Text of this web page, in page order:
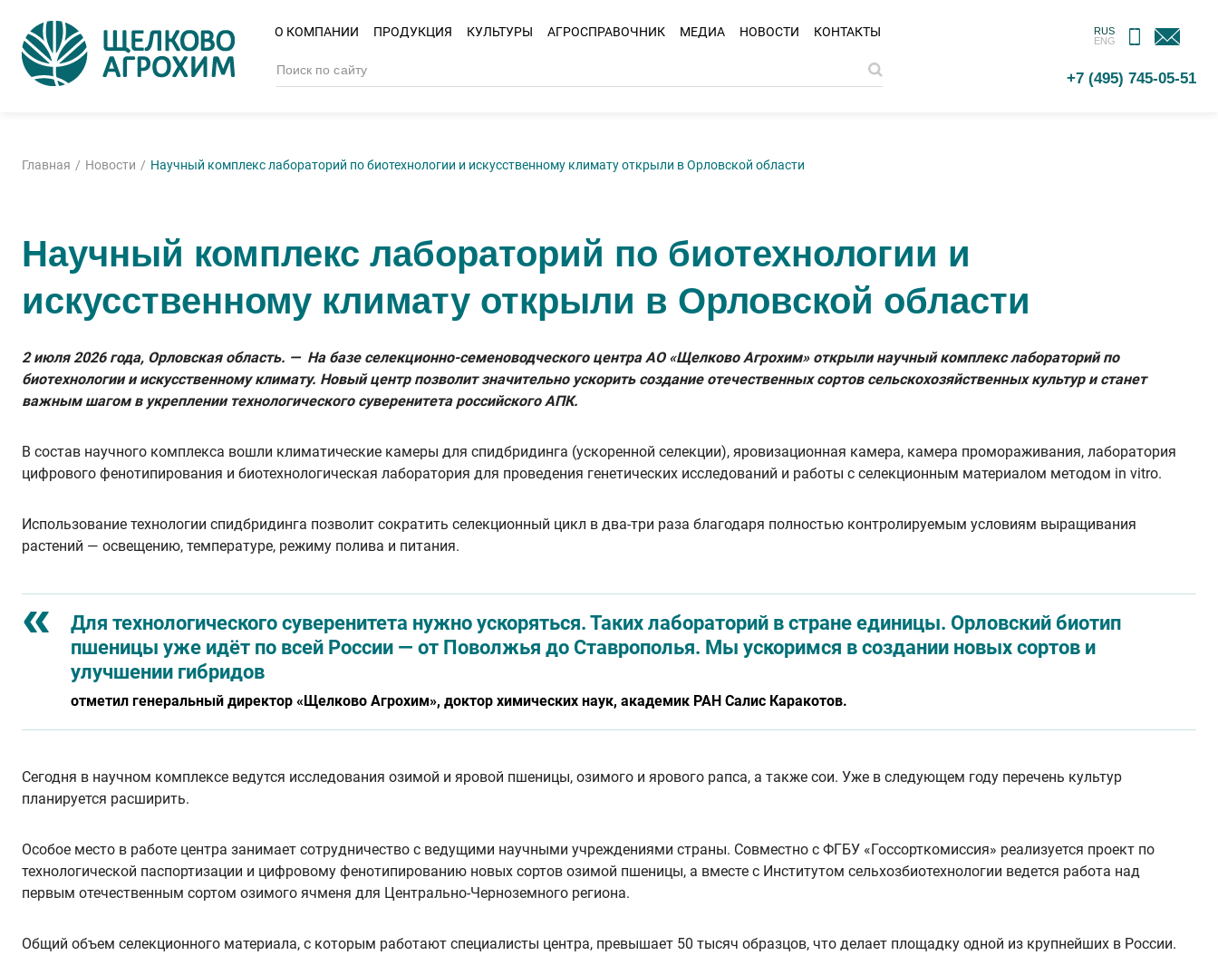
О КОМПАНИИ ПРОДУКЦИЯ КУЛЬТУРЫ АГРОСПРАВОЧНИК МЕДИА НОВОСТИ КОНТАКТЫ
RUS
ENG
МОБИЛЬНОЕ
ПРИЛОЖЕНИЕ
ОБРАТНАЯ
СВЯЗЬ
+7 (495) 745-05-51
Главная Новости Научный комплекс лабораторий по биотехнологии и искусственному климату открыли в Орловской области
Научный комплекс лабораторий по биотехнологии и
искусственному климату открыли в Орловской области
2 июля 2026 года, Орловская область. — На базе селекционно-семеноводческого центра АО «Щелково Агрохим» открыли научный комплекс лабораторий по
биотехнологии и искусственному климату. Новый центр позволит значительно ускорить создание отечественных сортов сельскохозяйственных культур и станет
важным шагом в укреплении технологического суверенитета российского АПК.
В состав научного комплекса вошли климатические камеры для спидбридинга (ускоренной селекции), яровизационная камера, камера промораживания, лаборатория
цифрового фенотипирования и биотехнологическая лаборатория для проведения генетических исследований и работы с селекционным материалом методом in vitro.
Использование технологии спидбридинга позволит сократить селекционный цикл в два-три раза благодаря полностью контролируемым условиям выращивания
растений — освещению, температуре, режиму полива и питания.
Для технологического суверенитета нужно ускоряться. Таких лабораторий в стране единицы. Орловский биотип
пшеницы уже идёт по всей России — от Поволжья до Ставрополья. Мы ускоримся в создании новых сортов и
улучшении гибридов
отметил генеральный директор «Щелково Агрохим», доктор химических наук, академик РАН Салис Каракотов.
Сегодня в научном комплексе ведутся исследования озимой и яровой пшеницы, озимого и ярового рапса, а также сои. Уже в следующем году перечень культур
планируется расширить.
Особое место в работе центра занимает сотрудничество с ведущими научными учреждениями страны. Совместно с ФГБУ «Госсорткомиссия» реализуется проект по
технологической паспортизации и цифровому фенотипированию новых сортов озимой пшеницы, а вместе с Институтом сельхозбиотехнологии ведется работа над
первым отечественным сортом озимого ячменя для Центрально-Черноземного региона.
Общий объем селекционного материала, с которым работают специалисты центра, превышает 50 тысяч образцов, что делает площадку одной из крупнейших в России.